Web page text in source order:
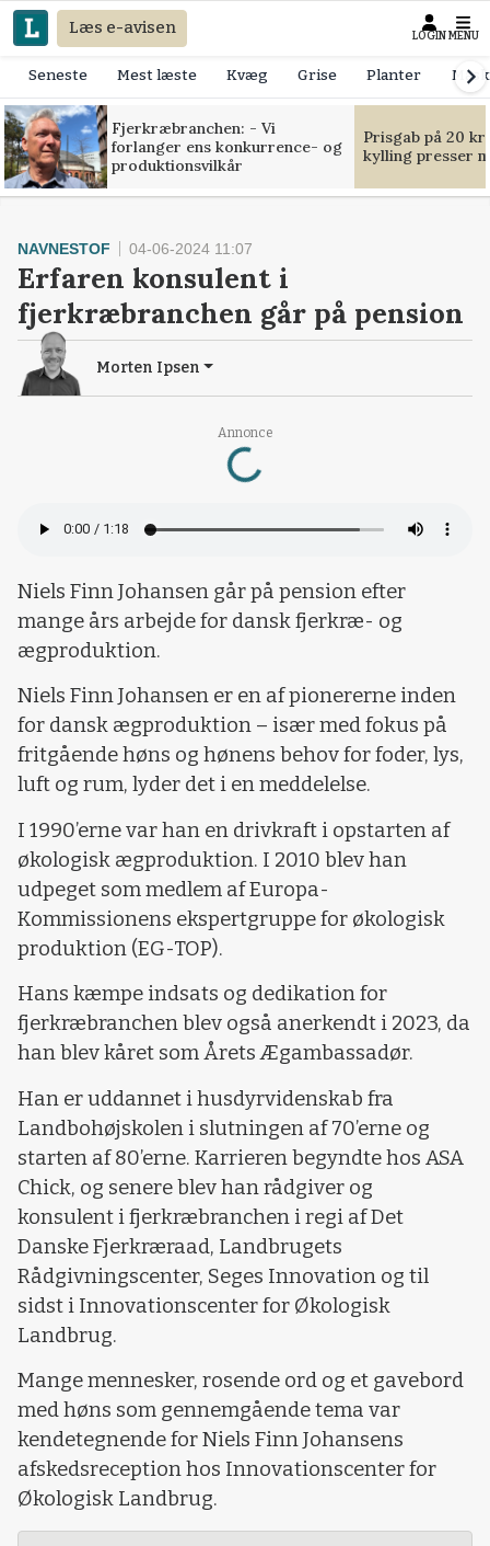
Læs e-avisen LOGIN MENU
Seneste Mest læste Kvæg Grise Planter
Fjerkræbranchen: - Vi
forlanger ens konkurrence- og
produktionsvilkår
Prisgab på 20
kylling presser
Annonce
Loading...
NAVNESTOF 04-06-2024 11:07
Erfaren konsulent i
fjerkræbranchen går på pension
Morten Ipsen
Niels Finn Johansen går på pension efter
mange års arbejde for dansk fjerkræ- og
ægproduktion.
Niels Finn Johansen er en af pionererne inden
for dansk ægproduktion – især med fokus på
fritgående høns og hønens behov for foder, lys,
luft og rum, lyder det i en meddelelse.
I 1990’erne var han en drivkraft i opstarten af
økologisk ægproduktion. I 2010 blev han
udpeget som medlem af Europa-
Kommissionens ekspertgruppe for økologisk
produktion (EG-TOP).
Hans kæmpe indsats og dedikation for
fjerkræbranchen blev også anerkendt i 2023, da
han blev kåret som Årets Ægambassadør.
Han er uddannet i husdyrvidenskab fra
Landbohøjskolen i slutningen af 70’erne og
starten af 80’erne. Karrieren begyndte hos ASA
Chick, og senere blev han rådgiver og
konsulent i fjerkræbranchen i regi af Det
Danske Fjerkræraad, Landbrugets
Rådgivningscenter, Seges Innovation og til
sidst i Innovationscenter for Økologisk
Landbrug.
Mange mennesker, rosende ord og et gavebord
med høns som gennemgående tema var
kendetegnende for Niels Finn Johansens
afskedsreception hos Innovationscenter for
Økologisk Landbrug.